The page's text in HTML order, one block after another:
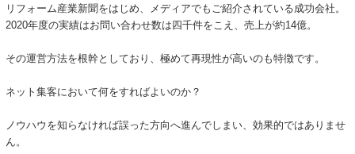
リフォーム産業新聞をはじめ、メディアでもご紹介されている成功会社。
2020年度の実績はお問い合わせ数は四千件をこえ、売上が約14億。
その運営方法を根幹としており、極めて再現性が高いのも特徴です。
ネット集客において何をすればよいのか？
ノウハウを知らなければ誤った方向へ進んでしまい、効果的ではありませ
ん。